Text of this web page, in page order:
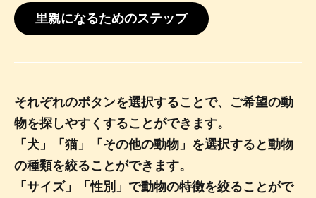
里親になるためのステップ
それぞれのボタンを選択することで、ご希望の動
物を探しやすくすることができます。
「犬」「猫」「その他の動物」を選択すると動物
の種類を絞ることができます。
「サイズ」「性別」で動物の特徴を絞ることがで